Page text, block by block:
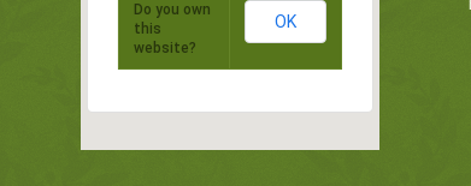
Do you own
this
website?
OK